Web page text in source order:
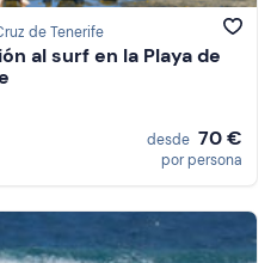
de Tenerife
al surf en la Playa de
desde 70 €
por persona